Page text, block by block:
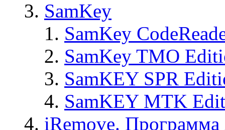
SamKey
SamKey
SamKey TMO
SamKEY SPR
SamKEY MTK
iRemove. Программа